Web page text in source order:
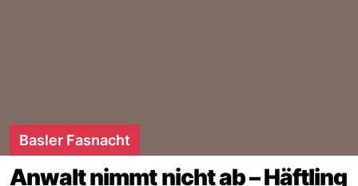
Basler Fasnacht
Anwalt nimmt nicht ab – Häftling